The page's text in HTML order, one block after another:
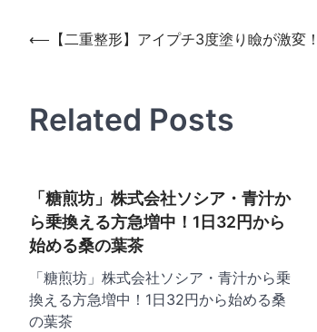
投
ビ
シ
ョ
ン
⟵ 【二重整形】アイプチ3度塗り瞼が激変
Related Posts
「糖煎坊」株式会社ソシア・青汁か
ら乗換える方急増中！1日32円から
始める桑の葉茶
「糖煎坊」株式会社ソシア・青汁から乗
換える方急増中！1日32円から始める桑
の葉茶